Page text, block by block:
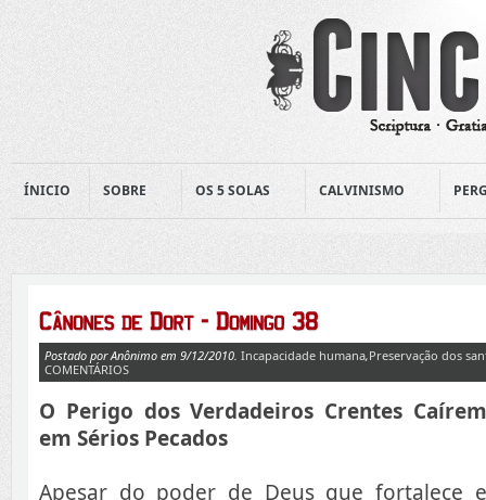
ÍNICIO SOBRE OS 5 SOLAS CALVINISMO
Postado por Anônimo em 9/12/2010. Incapacidade humana,Preservação dos
COMENTÁRIOS
O Perigo dos Verdadeiros Crentes Caírem
em Sérios Pecados
Apesar do poder de Deus que fortalece e